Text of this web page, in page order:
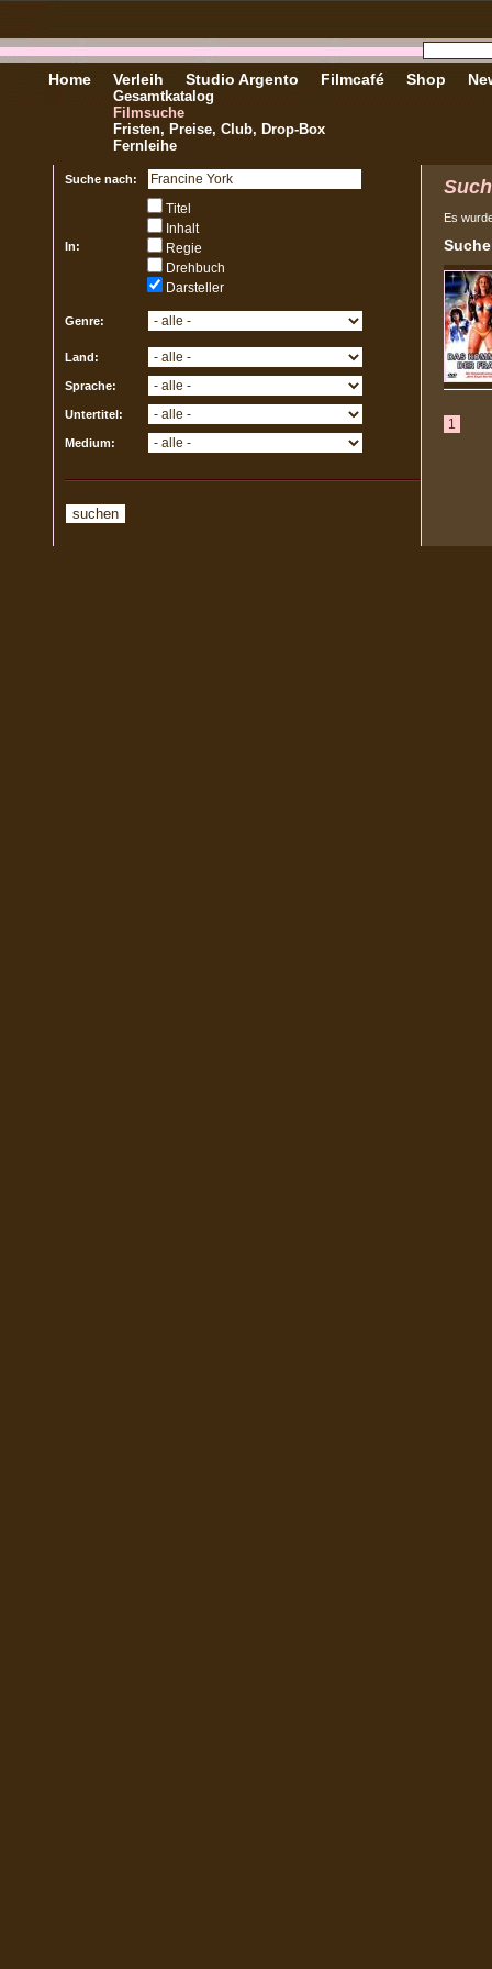
Home Verleih
Gesamtkatalog
Filmsuche
Fristen, Preise, Club, Drop-Box
Fernleihe
Studio Argento Filmcafé Shop
Suche nach:
In:
Titel
Inhalt
Regie
Drehbuch
Darsteller
Genre:
Land:
Sprache:
Untertitel:
Medium:
Es
1